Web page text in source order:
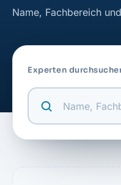
Name, Fachbereich
Experten